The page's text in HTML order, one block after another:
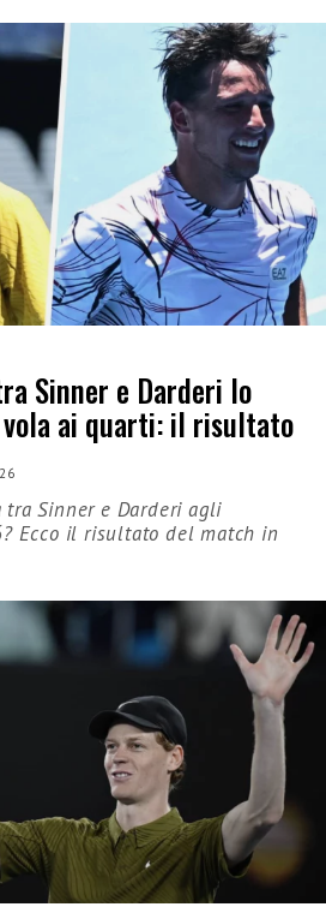
Sinner e Darderi lo
vola ai quarti: il risultato
Sinner e Darderi agli
Ecco il risultato del match in